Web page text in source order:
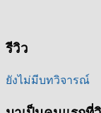
รีวิว
ยังไม่มีบทวิจารณ์